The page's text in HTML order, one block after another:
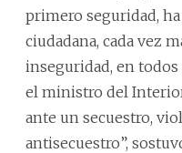
primero seguridad,
ciudadana, cada vez
inseguridad, en
el ministro del
ante un secuestro,
antisecuestro”,